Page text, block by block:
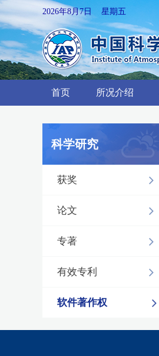
2026年8月7日 星期五
首页 所况介绍
科学研究
获奖
论文
专著
有效专利
软件著作权